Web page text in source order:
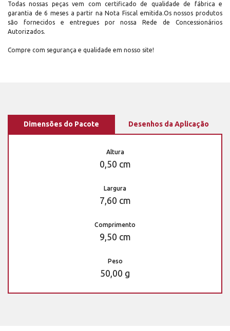
Todas nossas peças vem com certificado de qualidade de fábrica e
garantia de 6 meses a partir na Nota Fiscal emitida.Os nossos produtos
são fornecidos e entregues por nossa Rede de Concessionários
Autorizados.
Compre com segurança e qualidade em nosso site!
Dimensões do Pacote Desenhos da Aplicação
Altura
0,50 cm
Largura
7,60 cm
Comprimento
9,50 cm
Peso
50,00 g